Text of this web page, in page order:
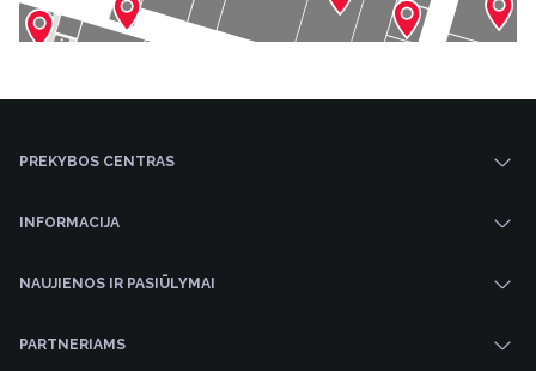
PREKYBOS CENTRAS
INFORMACIJA
NAUJIENOS IR PASIŪLYMAI
PARTNERIAMS